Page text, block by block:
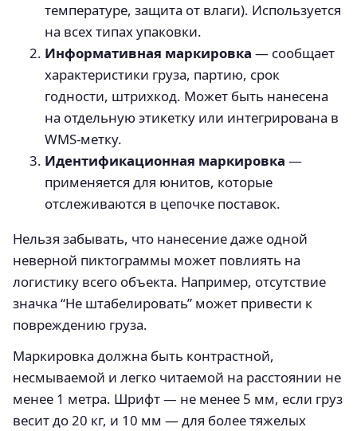
температуре, защита от влаги). Используется
на всех типах упаковки.
Информативная маркировка — сообщает
характеристики груза, партию, срок
годности, штрихкод. Может быть нанесена
на отдельную этикетку или интегрирована в
WMS-метку.
Идентификационная маркировка —
применяется для юнитов, которые
отслеживаются в цепочке поставок.
Нельзя забывать, что нанесение даже одной
неверной пиктограммы может повлиять на
логистику всего объекта. Например, отсутствие
значка “Не штабелировать” может привести к
повреждению груза.
Маркировка должна быть контрастной,
несмываемой и легко читаемой на расстоянии не
менее 1 метра. Шрифт — не менее 5 мм, если груз
весит до 20 кг, и 10 мм — для более тяжелых